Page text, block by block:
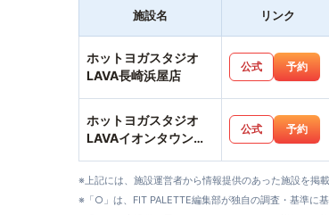
施設名 リンク
ホットヨガスタジオ
LAVA長崎浜屋店
公式 予約
ホットヨガスタジオ
LAVAイオンタウン長
公式 予約
※上記には、施設運営者から情報提供のあった施設を掲
※「○」は、FIT PALETTE編集部が独自の調査・基準に